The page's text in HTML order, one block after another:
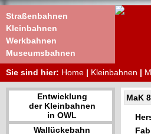
Straßenbahnen
Kleinbahnen
Werkbahnen
Museumsbahnen
Sie sind hier: Home | Kleinbahnen |
Entwicklung
der Kleinbahnen
in OWL
Wallückebahn
MaK